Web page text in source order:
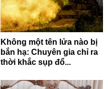
Không một tên lửa nào bị
bắn hạ: Chuyên gia chỉ ra
thời khắc sụp đổ...